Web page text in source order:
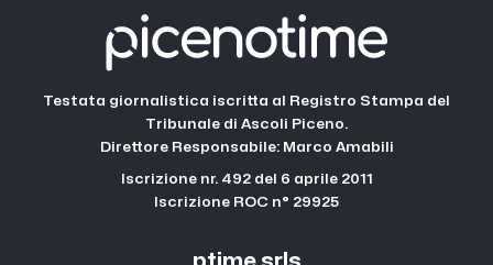
Testata giornalistica iscritta al Registro Stampa del
Tribunale di Ascoli Piceno.
Direttore Responsabile: Marco Amabili
Iscrizione nr. 492 del 6 aprile 2011
Iscrizione ROC n° 29925
ptime srls